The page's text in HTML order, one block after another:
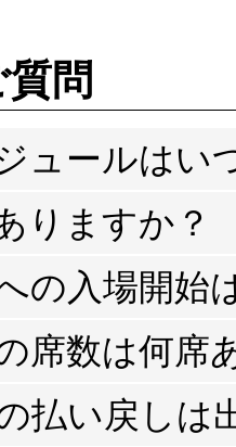
問
ュールはい
週(金曜日から翌週の木曜日ま
合がございます。
りますか？
。年末年始も年中無休で営業
の入場開始
からご入場可能となります。場
席数は何席
71名、シアター2は 29席 の定
払い戻しは